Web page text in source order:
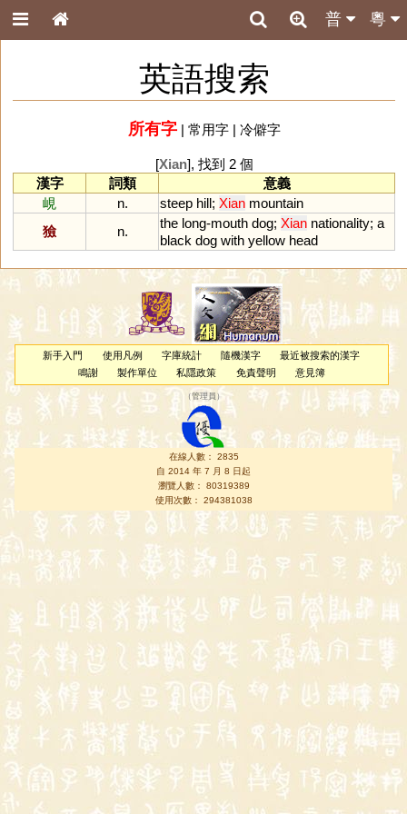
粵
普
英語搜索
所有字| 常用字| 冷僻字
[Xian], 找到 2 個
漢字
詞類
意義
峴
n. steep hill; Xian mountain
獫
n.
the long-mouth dog; Xian nationality; a
black dog with yellow head
新手入門 使用凡例 字庫統計 隨機漢字
最近被搜索的漢字
鳴謝
製作單位 私隱政策 免責聲明 意見簿
（管理員 ）
在線人數： 2835
自 2014 年 7 月 8 日起
瀏覽人數： 80319389
使用次數： 294381038